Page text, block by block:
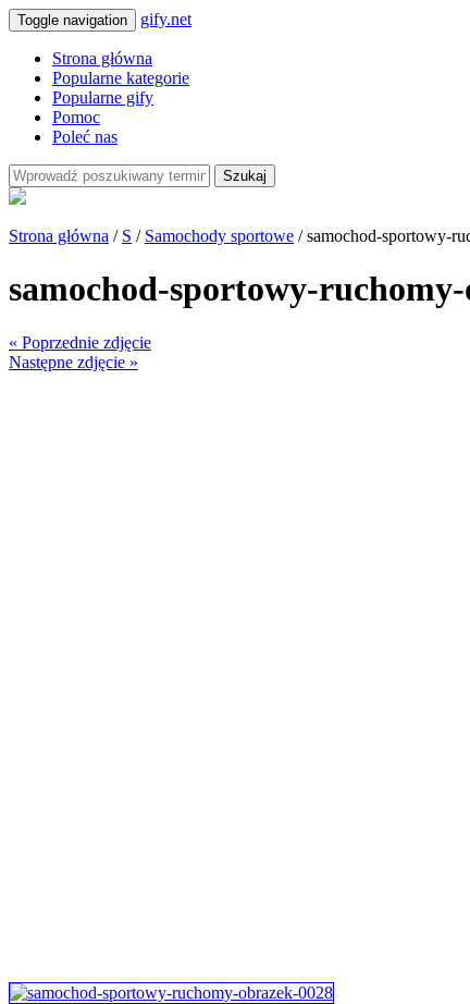
Toggle navigation gify.net
Strona główna
Popularne kategorie
Popularne gify
Pomoc
Poleć nas
Szukaj
Strona główna / S / Samochody sportowe / samochod-sportowy-
samochod-sportowy-
« Poprzednie zdjęcie
Następne zdjęcie »